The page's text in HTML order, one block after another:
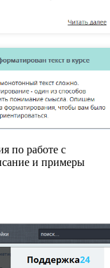
по работе с
и примеры